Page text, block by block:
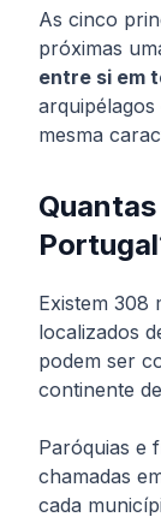
As cinco
próximas
entre si em
mesma
Existem 308
localizados
podem ser
continente
Paróquias e
chamadas
cada